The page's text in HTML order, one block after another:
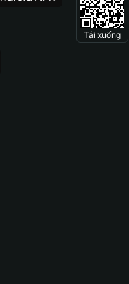
Tải xuống